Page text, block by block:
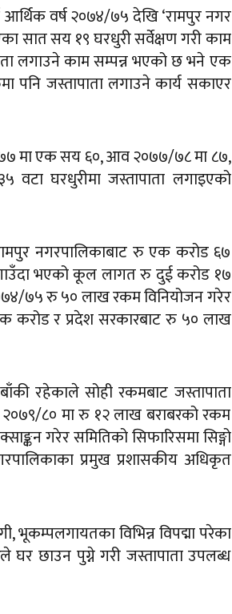
वर्ष २०७४/७५ देखि ‘रामपुर नगर
सात सय १९ घरधुरी सर्वेक्षण गरी काम
लगाउने काम सम्पन्न भएको छ भने एक
पनि जस्तापाता लगाउने कार्य सकाएर
मा एक सय ६०, आव २०७७/७८ मा ८७,
घरधुरीमा जस्तापाता लगाइएको
नगरपालिकाबाट रु एक करोड ६७
भएको कूल लागत रु दुई करोड १७
७५ रु ५० लाख रकम विनियोजन गरेर
करोड र प्रदेश सरकारबाट रु ५० लाख
रहेकाले सोही रकमबाट जस्तापाता
८० मा रु १२ लाख बराबरको रकम
गरेर समितिको सिफारिसमा सिङ्गो
प्रमुख प्रशासकीय अधिकृत
विभिन्न विपद्मा परेका
छाउन पुग्ने गरी जस्तापाता उपलब्ध